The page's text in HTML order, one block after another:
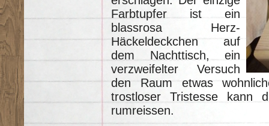
Farbtupfer ist ein
blassrosa Herz-
Häckeldeckchen auf
dem Nachttisch, ein
verzweifelter Versuch
den Raum etwas
trostloser Tristesse kann
rumreissen.